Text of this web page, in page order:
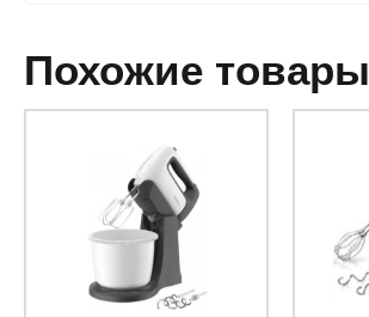
похожие товары